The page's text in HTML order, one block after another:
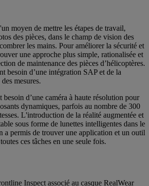
moyen de mettre les étapes de travail,
des pièces, dans le champ de vision des
les mains. Pour améliorer la sécurité et
une approche plus simple, rationalisée et
de maintenance des pièces d’hélicoptères.
besoin d’une intégration SAP et de la
mesures.
d’une caméra à haute résolution pour
dynamiques, parfois au nombre de 300
L'introduction de la réalité augmentée et
sous forme de lunettes intelligentes dans le
a permis de trouver une application et un outil
ces tâches en une seule fois.
Inspect associé au casque RealWear